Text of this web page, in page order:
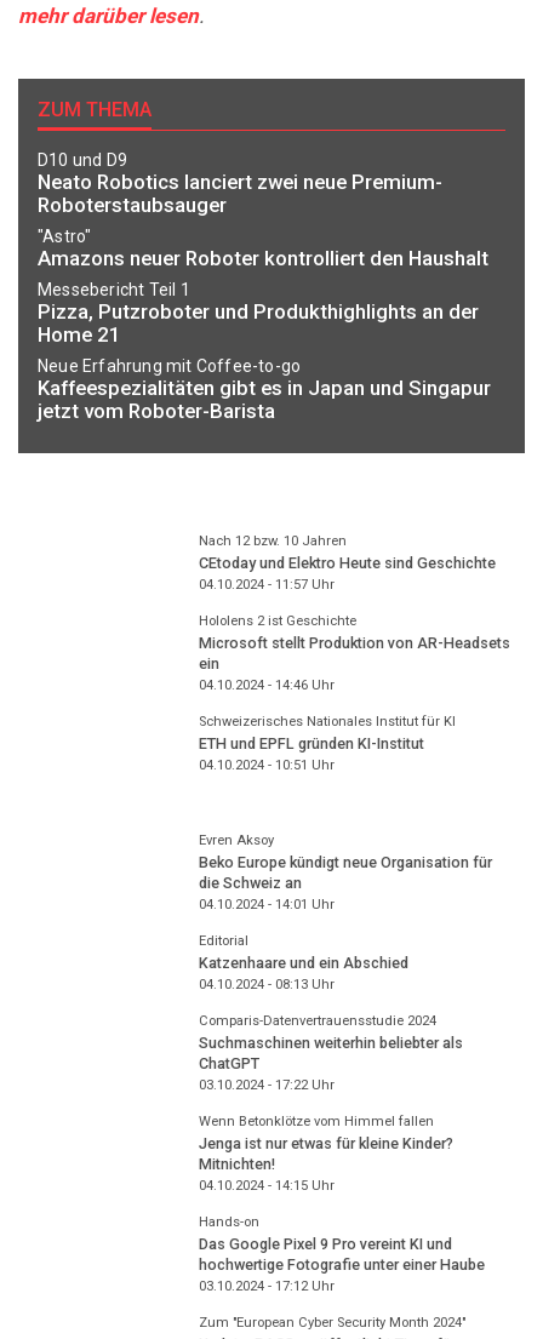
mehr darüber lesen.
ZUM THEMA
D10 und D9
Neato Robotics lanciert zwei neue Premium-
Roboterstaubsauger
"Astro"
Amazons neuer Roboter kontrolliert den Haushalt
Messebericht Teil 1
Pizza, Putzroboter und Produkthighlights an der
Home 21
Neue Erfahrung mit Coffee-to-go
Kaffeespezialitäten gibt es in Japan und Singapur
jetzt vom Roboter-Barista
Nach 12 bzw. 10 Jahren
CEtoday und Elektro Heute sind Geschichte
04.10.2024 - 11:57Uhr
Hololens 2 ist Geschichte
Microsoft stellt Produktion von AR-Headsets
ein
04.10.2024 - 14:46Uhr
Schweizerisches Nationales Institut für KI
ETH und EPFL gründen KI-Institut
04.10.2024 - 10:51 Uhr
Evren Aksoy
Beko Europe kündigt neue Organisation für
die Schweiz an
04.10.2024 - 14:01 Uhr
Editorial
Katzenhaare und ein Abschied
04.10.2024 - 08:13Uhr
Comparis-Datenvertrauensstudie 2024
Suchmaschinen weiterhin beliebter als
ChatGPT
03.10.2024 - 17:22Uhr
Wenn Betonklötze vom Himmel fallen
Jenga ist nur etwas für kleine Kinder?
Mitnichten!
04.10.2024 - 14:15Uhr
Hands-on
Das Google Pixel 9 Pro vereint KI und
hochwertige Fotografie unter einer Haube
03.10.2024 - 17:12Uhr
Zum "European Cyber Security Month 2024"